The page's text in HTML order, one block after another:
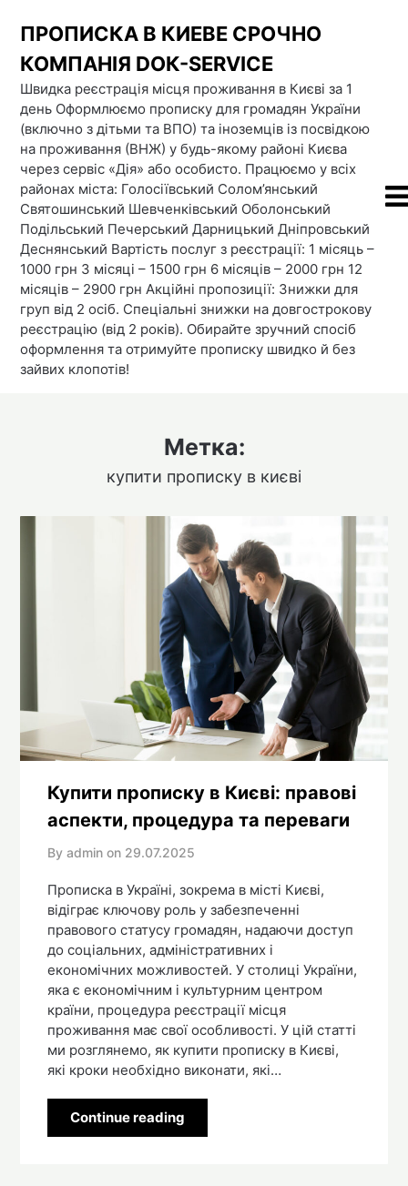
content
ПРОПИСКА В КИЕВЕ СРОЧНО
КОМПАНІЯ DOК-SERVICE
Швидка реєстрація місця проживання в Києві за 1
день Оформлюємо прописку для громадян України
(включно з дітьми та ВПО) та іноземців із посвідкою
на проживання (ВНЖ) у будь-якому районі Києва
через сервіс «Дія» або особисто. Працюємо у всіх
районах міста: Голосіївський Солом’янський
Святошинський Шевченківський Оболонський
Подільський Печерський Дарницький Дніпровський
Деснянський Вартість послуг з реєстрації: 1 місяць –
1000 грн 3 місяці – 1500 грн 6 місяців – 2000 грн 12
місяців – 2900 грн Акційні пропозиції: Знижки для
груп від 2 осіб. Спеціальні знижки на довгострокову
реєстрацію (від 2 років). Обирайте зручний спосіб
оформлення та отримуйте прописку швидко й без
зайвих клопотів!
Метка:
купити прописку в києві
Купити прописку в Києві: правові
аспекти, процедура та переваги
By admin on 29.07.2025
Прописка в Україні, зокрема в місті Києві,
відіграє ключову роль у забезпеченні
правового статусу громадян, надаючи доступ
до соціальних, адміністративних і
економічних можливостей. У столиці України,
яка є економічним і культурним центром
країни, процедура реєстрації місця
проживання має свої особливості. У цій статті
ми розглянемо, як купити прописку в Києві,
які кроки необхідно виконати, які…
Continue reading